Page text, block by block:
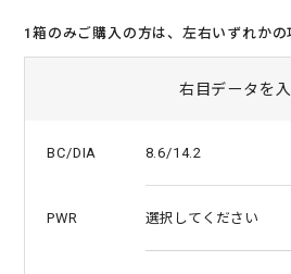
r
1箱のみご購入の方は、左右いずれか
右目データを
BC/DIA 8.6/14.2
PWR